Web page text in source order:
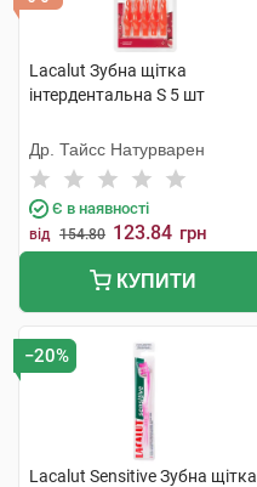
Lacalut Зубна щітка
інтердентальна S 5 шт
Др. Тайсс Натурварен
Є в наявності
від 154.80 123.84 грн
КУПИТИ
−20%
Lacalut Sensitive Зубна щітка